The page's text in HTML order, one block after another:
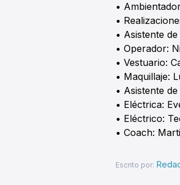
•
•
• Asistente
• Operador:
• Vestuario:
• Maquillaje:
• Asistente
• Eléctrica:
• Eléctrico:
• Coach:
Escrito por: